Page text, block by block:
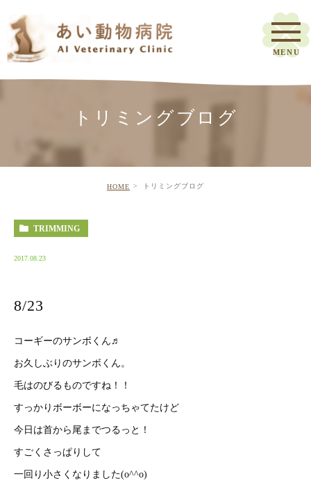
トリミングブログ
HOME トリミングブログ
TRIMMING
2017.08.23
8/23
コーギーのサンボくん♬
お久しぶりのサンボくん。
毛はのびるものですね！！
すっかりボーボーになっちゃてたけど
今日は首から尾までつるっと！
すごくさっぱりして
一回り小さくなりました(o^^o)